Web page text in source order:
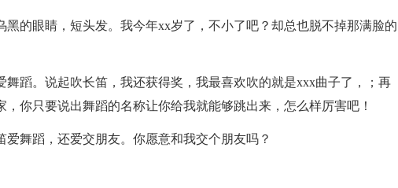
黑的眼睛，短头发。我今年xx岁了，不小了吧？却总也脱不掉那满脸的
舞蹈。说起吹长笛，我还获得奖，我最喜欢吹的就是xxx曲子了，；再
你只要说出舞蹈的名称让你给我就能够跳出来，怎么样厉害吧！
爱舞蹈，还爱交朋友。你愿意和我交个朋友吗？